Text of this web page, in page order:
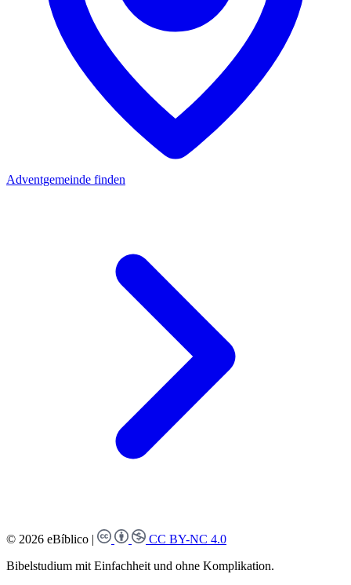
Adventgemeinde finden
© 2026 eBíblico |
CC BY-NC 4.0
Bibelstudium mit Einfachheit und ohne Komplikation.